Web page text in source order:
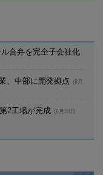
合弁を完全子会社化
、中部に開発拠点
(8月
2工場が完成
(8月10日